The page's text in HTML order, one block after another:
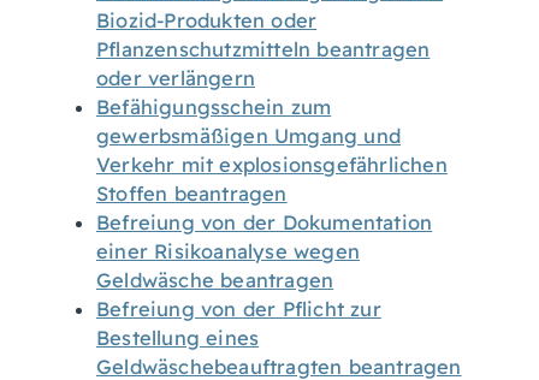
Biozid-Produkten oder
Pflanzenschutzmitteln beantragen
oder verlängern
Befähigungsschein zum
gewerbsmäßigen Umgang und
Verkehr mit explosionsgefährlichen
Stoffen beantragen
Befreiung von der Dokumentation
einer Risikoanalyse wegen
Geldwäsche beantragen
Befreiung von der Pflicht zur
Bestellung eines
Geldwäschebeauftragten beantragen